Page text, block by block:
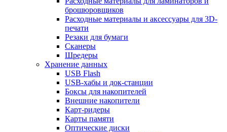
брошюровщиков
Расходные материалы и аксессуары для 3D-
печати
Резаки для бумаги
Сканеры
Шредеры
Хранение данных
USB Flash
USB-хабы и док-станции
Боксы для накопителей
Внешние накопители
Карт-ридеры
Карты памяти
Оптические диски